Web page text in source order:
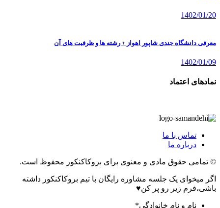
1402/01/20
معرفی دانشگاه جندی شاپور اهواز + رشته ها و ظرفیت های آن
1402/01/09
نمادهای اعتماد
تماس با ما
درباره ما
© تمامی حقوق مادی و معنوی برای بروکاکنکور محفوظ است.
اگر میخوای یک جلسه مشاوره رایگان با تیم بروکاکنکور داشته
باشی،فرم زیر رو پر کن♥
نام و نام خانوادگی*